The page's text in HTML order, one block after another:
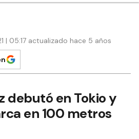
| 05:17 actualizado hace 5 años
debutó en Tokio y
en 100 metros